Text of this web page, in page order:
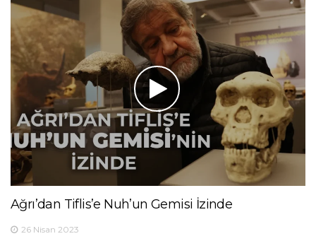
Ağrı’dan Tiflis’e Nuh’un Gemisi İzinde
26 Nisan 2023